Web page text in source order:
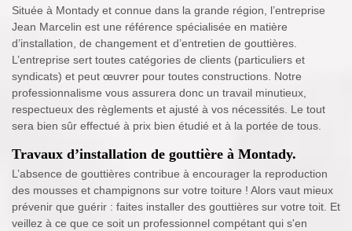
Située à Montady et connue dans la grande région, l’entreprise
Jean Marcelin est une référence spécialisée en matière
d’installation, de changement et d’entretien de gouttières.
L’entreprise sert toutes catégories de clients (particuliers et
syndicats) et peut œuvrer pour toutes constructions. Notre
professionnalisme vous assurera donc un travail minutieux,
respectueux des règlements et ajusté à vos nécessités. Le tout
sera bien sûr effectué à prix bien étudié et à la portée de tous.
Travaux d’installation de gouttière à Montady.
L’absence de gouttières contribue à encourager la reproduction
des mousses et champignons sur votre toiture ! Alors vaut mieux
prévenir que guérir : faites installer des gouttières sur votre toit. Et
veillez à ce que ce soit un professionnel compétant qui s'en